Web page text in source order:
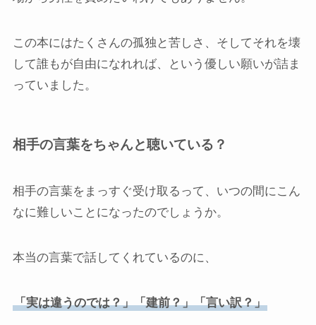
この本にはたくさんの孤独と苦しさ、そしてそれを壊
して誰もが自由になれれば、という優しい願いが詰ま
っていました。
相手の言葉をちゃんと聴いている？
相手の言葉をまっすぐ受け取るって、いつの間にこん
なに難しいことになったのでしょうか。
本当の言葉で話してくれているのに、
「実は違うのでは？」「建前？」「言い訳？」